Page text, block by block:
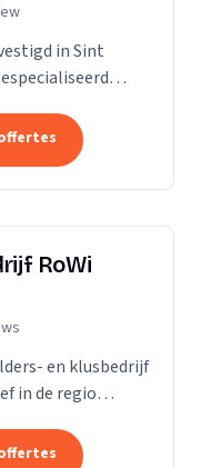
in Sint
uit het...
RoWi
en klusbedrijf
in de regio
tot...